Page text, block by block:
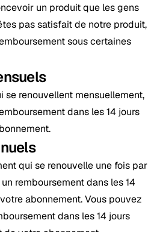
un produit que les gens
pas satisfait de notre produit,
sous certaines
se renouvellent mensuellement,
dans les 14 jours
qui se renouvelle une fois par
remboursement dans les 14
abonnement. Vous pouvez
dans les 14 jours